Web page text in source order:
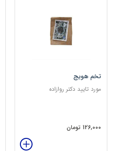
تخم هویج
مورد تایید دکتر روازاده
126,000 تومان